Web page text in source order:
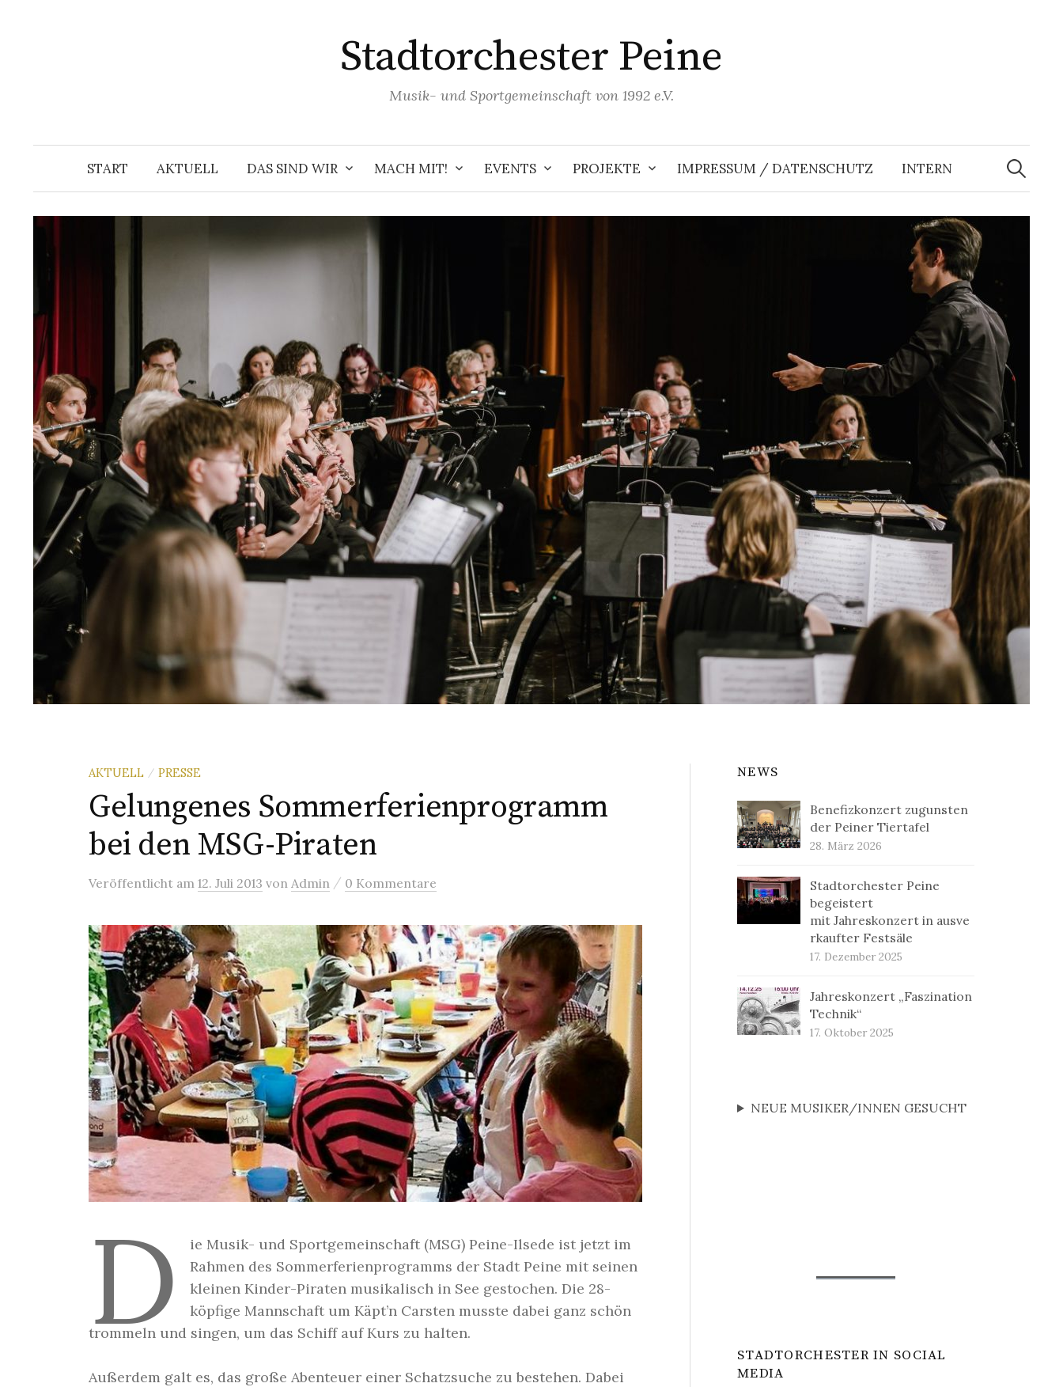
Stadtorchester Peine
Musik- und Sportgemeinschaft von 1992 e.V.
START AKTUELL DAS SIND WIR MACH MIT! EVENTS PROJEKTE IMPRESSUM / DATENSCHUTZ INTERN
Suchen
nach:
AKTUELL / PRESSE
Gelungenes Sommerferienprogramm
bei den MSG-Piraten
Veröffentlicht am 12. Juli 2013 von Admin / 0 Kommentare
D
ie Musik- und Sportgemeinschaft (MSG) Peine-Ilsede ist jetzt im
Rahmen des Sommerferienprogramms der Stadt Peine mit seinen
kleinen Kinder-Piraten musikalisch in See gestochen. Die 28-
köpfige Mannschaft um Käpt’n Carsten musste dabei ganz schön
trommeln und singen, um das Schiff auf Kurs zu halten.
Außerdem galt es, das große Abenteuer einer Schatzsuche zu bestehen. Dabei
NEWS
Benefizkonzert zugunsten
der Peiner Tiertafel
28. März 2026
Stadtorchester Peine
begeistert
mit Jahreskonzert in ausve
rkaufter Festsäle
17. Dezember 2025
Jahreskonzert „Faszination
Technik“
17. Oktober 2025
NEUE MUSIKER/INNEN GESUCHT
STADTORCHESTER IN SOCIAL
MEDIA